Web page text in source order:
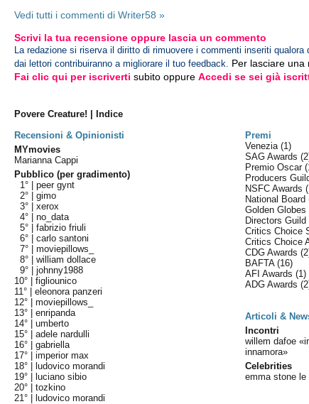
Vedi tutti i commenti di Writer58 »
Scrivi la tua recensione oppure lascia un commento
La redazione si riserva il diritto di rimuovere i commenti inseriti
dai lettori contribuiranno a migliorare il tuo feedback. Per lasciare
Fai clic qui per iscriverti subito oppureAccedi se sei già
Povere Creature! | Indice
Recensioni & Opinionisti
Premi
MYmovies
Marianna Cappi
Pubblico (per gradimento)
1° |peer gynt
2° |gimo
3° |xerox
4° |no_data
5° |fabrizio friuli
6° |carlo santoni
7° |moviepillows_
8° |william dollace
9° |johnny1988
10° |figliounico
11° |eleonora panzeri
12° |moviepillows_
13° |enripanda
14° |umberto
15° |adele nardulli
16° |gabriella
17° |imperior max
18° |
ludovico morandi
19° |
luciano sibio
20° |tozkino
21° |
ludovico morandi
Venezia(1)
SAG Awards
Premio Oscar
Producers
NSFC Awards
National Board
Golden Globes
Directors Guild
Critics Choice
Critics Choice
CDG Awards
BAFTA(16)
AFI Awards(1)
ADG Awards
Articoli &
Incontri
willem dafoe
innamora»
Celebrities
emma stone le